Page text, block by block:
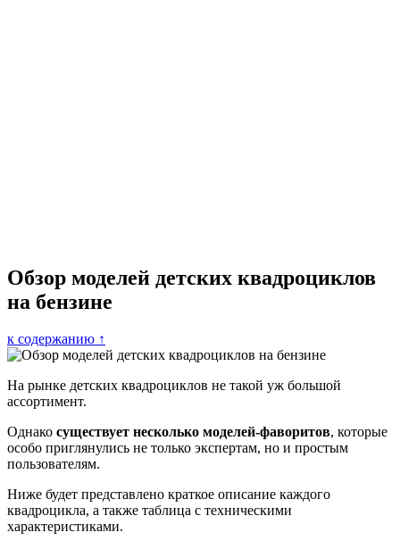
Обзор моделей детских квадроциклов
на бензине
к содержанию ↑
На рынке детских квадроциклов не такой уж большой
ассортимент.
Однако существует несколько моделей-фаворитов, которые
особо приглянулись не только экспертам, но и простым
пользователям.
Ниже будет представлено краткое описание каждого
квадроцикла, а также таблица с техническими
характеристиками.